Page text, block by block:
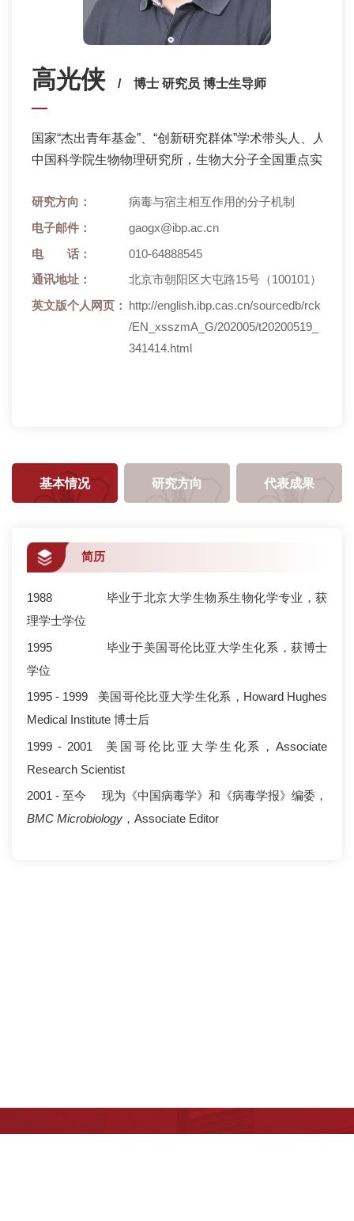
高光侠/ 博士 研究员 博士生导师
国家“杰出青年基金”、“创新研究群体”学术带头人、人事
中国科学院生物物理研究所，生物大分子全国重点实验室
研究方向： 病毒与宿主相互作用的分子机制
电子邮件： gaogx@ibp.ac.cn
电 话： 010-64888545
通讯地址： 北京市朝阳区大屯路15号（100101）
英文版个人网页：
http://english.ibp.cas.cn/sourcedb/rck
/EN_xsszmA_G/202005/t20200519_
341414.html
基本情况 研究方向 代表成果
简历
1988 毕业于北京大学生物系生物化学专业，获
理学士学位
1995 毕业于美国哥伦比亚大学生化系，获博士
学位
1995 - 1999 美国哥伦比亚大学生化系，Howard Hughes
Medical Institute 博士后
1999 - 2001 美国哥伦比亚大学生化系，Associate
Research Scientist
2001 - 至今 现为《中国病毒学》和《病毒学报》编委，
BMC Microbiology，Associate Editor